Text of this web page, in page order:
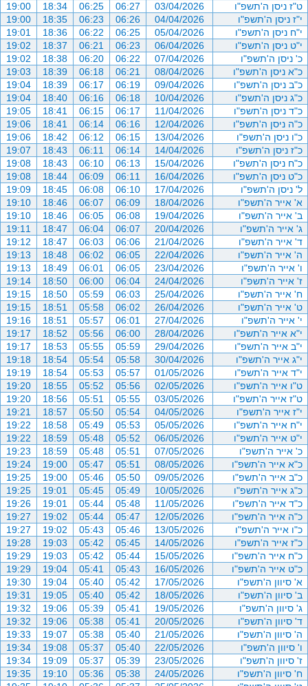
ט"ז ניסן ה'תשפ"ו
03/04/2026
06:27
06:25
18:34
19:00
י"ז ניסן ה'תשפ"ו
04/04/2026
06:26
06:23
18:35
19:00
י"ח ניסן ה'תשפ"ו
05/04/2026
06:25
06:22
18:36
19:01
י"ט ניסן ה'תשפ"ו
06/04/2026
06:23
06:21
18:37
19:02
כ' ניסן ה'תשפ"ו
07/04/2026
06:22
06:20
18:38
19:02
כ"א ניסן ה'תשפ"ו
08/04/2026
06:21
06:18
18:39
19:03
כ"ב ניסן ה'תשפ"ו
09/04/2026
06:19
06:17
18:39
19:04
כ"ג ניסן ה'תשפ"ו
10/04/2026
06:18
06:16
18:40
19:04
כ"ד ניסן ה'תשפ"ו
11/04/2026
06:17
06:15
18:41
19:05
כ"ה ניסן ה'תשפ"ו
12/04/2026
06:16
06:14
18:41
19:06
כ"ו ניסן ה'תשפ"ו
13/04/2026
06:15
06:12
18:42
19:06
כ"ז ניסן ה'תשפ"ו
14/04/2026
06:14
06:11
18:43
19:07
כ"ח ניסן ה'תשפ"ו
15/04/2026
06:13
06:10
18:43
19:08
כ"ט ניסן ה'תשפ"ו
16/04/2026
06:11
06:09
18:44
19:08
ל' ניסן ה'תשפ"ו
17/04/2026
06:10
06:08
18:45
19:09
א' אייר ה'תשפ"ו
18/04/2026
06:09
06:07
18:46
19:10
ב' אייר ה'תשפ"ו
19/04/2026
06:08
06:05
18:46
19:10
ג' אייר ה'תשפ"ו
20/04/2026
06:07
06:04
18:47
19:11
ד' אייר ה'תשפ"ו
21/04/2026
06:06
06:03
18:47
19:12
ה' אייר ה'תשפ"ו
22/04/2026
06:05
06:02
18:48
19:13
ו' אייר ה'תשפ"ו
23/04/2026
06:05
06:01
18:49
19:13
ז' אייר ה'תשפ"ו
24/04/2026
06:04
06:00
18:50
19:14
ח' אייר ה'תשפ"ו
25/04/2026
06:03
05:59
18:50
19:15
ט' אייר ה'תשפ"ו
26/04/2026
06:02
05:58
18:51
19:15
י' אייר ה'תשפ"ו
27/04/2026
06:01
05:57
18:51
19:16
י"א אייר ה'תשפ"ו
28/04/2026
06:00
05:56
18:52
19:17
י"ב אייר ה'תשפ"ו
29/04/2026
05:59
05:55
18:53
19:17
י"ג אייר ה'תשפ"ו
30/04/2026
05:58
05:54
18:54
19:18
י"ד אייר ה'תשפ"ו
01/05/2026
05:57
05:53
18:54
19:19
ט"ו אייר ה'תשפ"ו
02/05/2026
05:56
05:52
18:55
19:20
ט"ז אייר ה'תשפ"ו
03/05/2026
05:55
05:51
18:56
19:20
י"ז אייר ה'תשפ"ו
04/05/2026
05:54
05:50
18:57
19:21
י"ח אייר ה'תשפ"ו
05/05/2026
05:53
05:49
18:58
19:22
י"ט אייר ה'תשפ"ו
06/05/2026
05:52
05:48
18:59
19:22
כ' אייר ה'תשפ"ו
07/05/2026
05:51
05:48
18:59
19:23
כ"א אייר ה'תשפ"ו
08/05/2026
05:51
05:47
19:00
19:24
כ"ב אייר ה'תשפ"ו
09/05/2026
05:50
05:46
19:00
19:25
כ"ג אייר ה'תשפ"ו
10/05/2026
05:49
05:45
19:01
19:25
כ"ד אייר ה'תשפ"ו
11/05/2026
05:48
05:44
19:01
19:26
כ"ה אייר ה'תשפ"ו
12/05/2026
05:47
05:44
19:02
19:27
כ"ו אייר ה'תשפ"ו
13/05/2026
05:46
05:43
19:02
19:27
כ"ז אייר ה'תשפ"ו
14/05/2026
05:45
05:42
19:03
19:28
כ"ח אייר ה'תשפ"ו
15/05/2026
05:44
05:42
19:03
19:29
כ"ט אייר ה'תשפ"ו
16/05/2026
05:43
05:41
19:04
19:29
א' סיוון ה'תשפ"ו
17/05/2026
05:42
05:40
19:04
19:30
ב' סיוון ה'תשפ"ו
18/05/2026
05:42
05:40
19:05
19:31
ג' סיוון ה'תשפ"ו
19/05/2026
05:41
05:39
19:06
19:32
ד' סיוון ה'תשפ"ו
20/05/2026
05:41
05:38
19:06
19:32
ה' סיוון ה'תשפ"ו
21/05/2026
05:40
05:38
19:07
19:33
ו' סיוון ה'תשפ"ו
22/05/2026
05:40
05:37
19:08
19:34
ז' סיוון ה'תשפ"ו
23/05/2026
05:39
05:37
19:09
19:34
ח' סיוון ה'תשפ"ו
24/05/2026
05:38
05:36
19:10
19:35